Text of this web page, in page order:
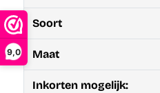
9,0
Soort
Maat
Inkorten mogelijk: